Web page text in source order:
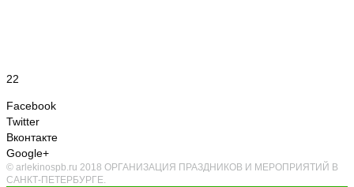
22
Facebook
Twitter
Вконтакте
Google+
© arlekinospb.ru 2018 ОРГАНИЗАЦИЯ ПРАЗДНИКОВ И МЕРОПРИЯТИЙ В
САНКТ-ПЕТЕРБУРГЕ.